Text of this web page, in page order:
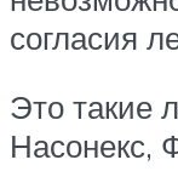
согласия
Это такие
Насонекс,